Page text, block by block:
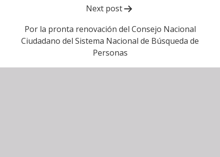
Next post
Por la pronta renovación del Consejo Nacional
Ciudadano del Sistema Nacional de Búsqueda de
Personas